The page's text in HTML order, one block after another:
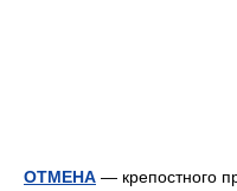
ОТМЕНА — крепостного